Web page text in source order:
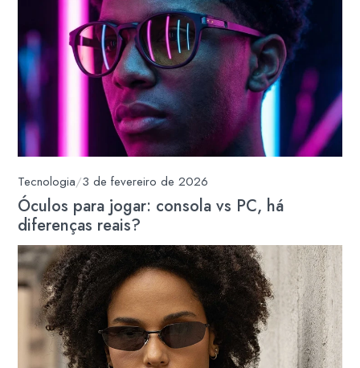
Tecnologia/3 de fevereiro de 2026
Óculos para jogar: consola vs PC, há
diferenças reais?